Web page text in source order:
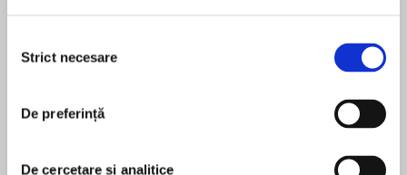
consimțământului
Strict necesare
De preferință
De cercetare și analitice
că lumea nu poate exista fără magia cuvântului
și pornește într-o aventură fantastică menită să
salveze basmele de un tiran care ascunde în
suflet o mare tristețe.
părul de culoarea focului, să readucă oamenilor
În acest moment nu există recenzii